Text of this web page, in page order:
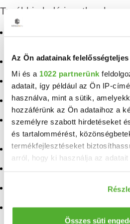
Az Ön adatainak
Mi és a 1022 partnerünk
adatait, így például az Ön IP-
használva, mint a sütik,
hozzáférünk az Ön adataihoz a
személyre szabott hirdetéseket
és tartalommérést,
termékfejlesztéseket
arról, hogy ki használja az adatait
Információgyűjtés az Ön
pár méteres pontossággal
Az Ön készülékén
Összes süti
További eladó ingatlanok
Eladó téglalakás Debrecen
Eladó lakás Debrecen
Eladó ingatlan Kapolcs
Eladó ingatlan
Pápasalamon
Eladó ingatlan Kisapáti
Eladó ingatlan Vámospércs